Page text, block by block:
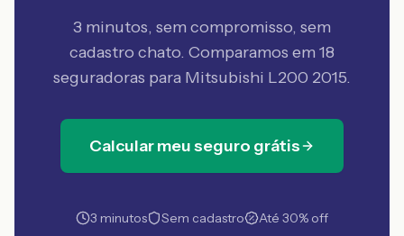
3 minutos, sem compromisso, sem
cadastro chato. Comparamos em 18
seguradoras para Mitsubishi L200 2015.
Calcular meu seguro grátis
3 minutos Sem cadastro Até 30% off